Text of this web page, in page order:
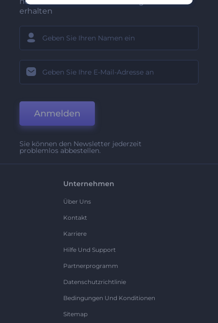
erhalten
Anmelden
Sie können den Newsletter jederzeit
problemlos abbestellen.
Unternehmen
Über Uns
Kontakt
Karriere
Hilfe Und Support
Partnerprogramm
Datenschutzrichtlinie
Bedingungen Und Konditionen
Sitemap